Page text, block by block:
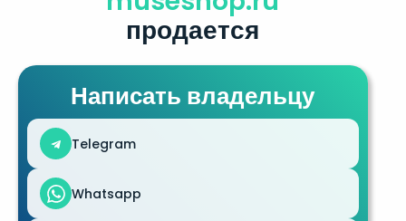
продается
Написать владельцу
Telegram
Whatsapp